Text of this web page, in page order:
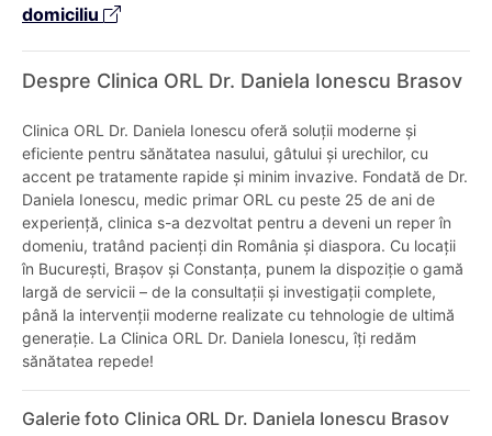
domiciliu
Despre Clinica ORL Dr. Daniela Ionescu Brasov
Clinica ORL Dr. Daniela Ionescu oferă soluții moderne și
eficiente pentru sănătatea nasului, gâtului și urechilor, cu
accent pe tratamente rapide și minim invazive. Fondată de Dr.
Daniela Ionescu, medic primar ORL cu peste 25 de ani de
experiență, clinica s-a dezvoltat pentru a deveni un reper în
domeniu, tratând pacienți din România și diaspora. Cu locații
în București, Brașov și Constanța, punem la dispoziție o gamă
largă de servicii – de la consultații și investigații complete,
până la intervenții moderne realizate cu tehnologie de ultimă
generație. La Clinica ORL Dr. Daniela Ionescu, îți redăm
sănătatea repede!
Galerie foto Clinica ORL Dr. Daniela Ionescu Brasov